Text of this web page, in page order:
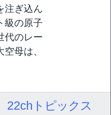
注ぎ込ん
級の原子
代のレー
母は、
トピックス